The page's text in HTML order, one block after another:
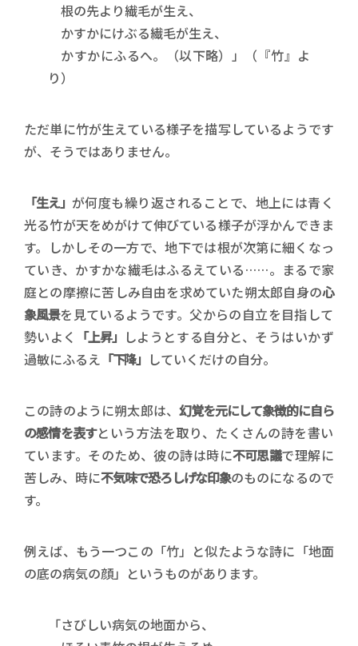
根の先より繊毛が生え、
かすかにけぶる繊毛が生え、
かすかにふるへ。（以下略）」（『竹』よ
り）
ただ単に竹が生えている様子を描写しているようです
が、そうではありません。
「生え」 が何度も繰り返されることで、地上には青く
光る竹が天をめがけて伸びている様子が浮かんできま
す。しかしその一方で、地下では根が次第に細くなっ
ていき、かすかな繊毛はふるえている……。まるで家
庭との摩擦に苦しみ自由を求めていた朔太郎自身の心
象風景を見ているようです。父からの自立を目指して
勢いよく 「上昇」 しようとする自分と、そうはいかず
過敏にふるえ 「下降」 していくだけの自分。
この詩のように朔太郎は、 幻覚を元にして象徴的に自ら
の感情を表すという方法を取り、たくさんの詩を書い
ています。そのため、彼の詩は時に不可思議で理解に
苦しみ、時に不気味で恐ろしげな印象のものになるので
す。
例えば、もう一つこの「竹」と似たような詩に「地面
の底の病気の顔」というものがあります。
「さびしい病気の地面から、